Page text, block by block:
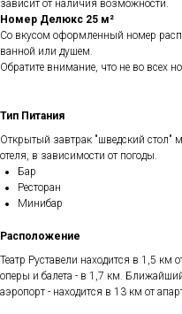
зависит от наличия возможности.
Номер Делюкс 25 м²
Со вкусом оформленный номер
ванной или душем.
Обратите внимание, что не во всех
Тип Питания
Открытый завтрак "шведский стол"
отеля, в зависимости от погоды.
Бар
Ресторан
Минибар
Расположение
Театр Руставели находится в 1,5 км
оперы и балета - в 1,7 км.
аэропорт - находится в 13 км от